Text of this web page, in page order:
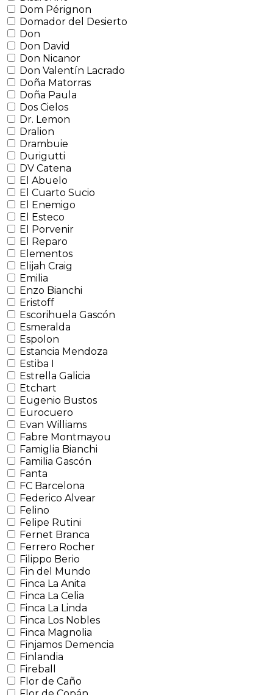
Dom Pérignon
Domador del Desierto
Don
Don David
Don Nicanor
Don Valentín Lacrado
Doña Matorras
Doña Paula
Dos Cielos
Dr. Lemon
Dralion
Drambuie
Durigutti
DV Catena
El Abuelo
El Cuarto Sucio
El Enemigo
El Esteco
El Porvenir
El Reparo
Elementos
Elijah Craig
Emilia
Enzo Bianchi
Eristoff
Escorihuela Gascón
Esmeralda
Espolon
Estancia Mendoza
Estiba I
Estrella Galicia
Etchart
Eugenio Bustos
Eurocuero
Evan Williams
Fabre Montmayou
Famiglia Bianchi
Familia Gascón
Fanta
FC Barcelona
Federico Alvear
Felino
Felipe Rutini
Fernet Branca
Ferrero Rocher
Filippo Berio
Fin del Mundo
Finca La Anita
Finca La Celia
Finca La Linda
Finca Los Nobles
Finca Magnolia
Finjamos Demencia
Finlandia
Fireball
Flor de Caño